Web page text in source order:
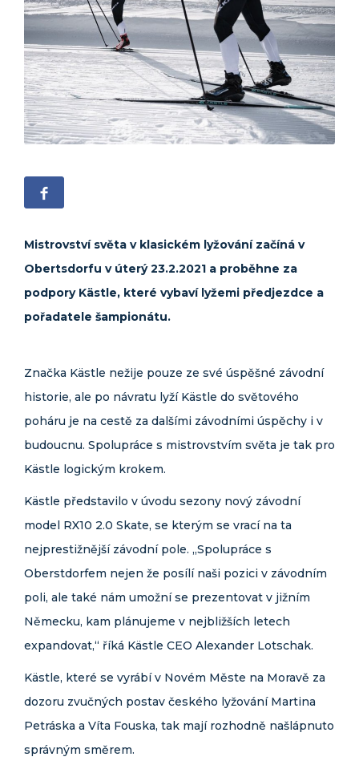
Mistrovství světa v klasickém lyžování začíná v
Obertsdorfu v úterý 23.2.2021 a proběhne za
podpory Kästle, které vybaví lyžemi předjezdce a
pořadatele šampionátu.
Značka Kästle nežije pouze ze své úspěšné závodní
historie, ale po návratu lyží Kästle do světového
poháru je na cestě za dalšími závodními úspěchy i v
budoucnu. Spolupráce s mistrovstvím světa je tak pro
Kästle logickým krokem.
Kästle představilo v úvodu sezony nový závodní
model RX10 2.0 Skate, se kterým se vrací na ta
nejprestižnější závodní pole. „Spolupráce s
Oberstdorfem nejen že posílí naši pozici v závodním
poli, ale také nám umožní se prezentovat v jižním
Německu, kam plánujeme v nejbližších letech
expandovat,“ říká Kästle CEO Alexander Lotschak.
Kästle, které se vyrábí v Novém Měste na Moravě za
dozoru zvučných postav českého lyžování Martina
Petráska a Víta Fouska, tak mají rozhodně našlápnuto
správným směrem.